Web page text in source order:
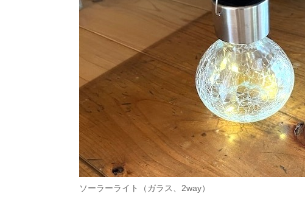
ソーラーライト（ガラス、2way）